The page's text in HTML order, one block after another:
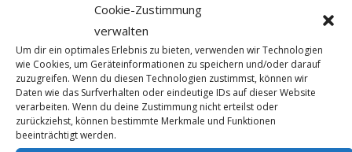
Cookie-Zustimmung
verwalten
Um dir ein optimales Erlebnis zu bieten, verwenden wir Technologien
wie Cookies, um Geräteinformationen zu speichern und/oder darauf
zuzugreifen. Wenn du diesen Technologien zustimmst, können wir
Daten wie das Surfverhalten oder eindeutige IDs auf dieser Website
verarbeiten. Wenn du deine Zustimmung nicht erteilst oder
zurückziehst, können bestimmte Merkmale und Funktionen
beeinträchtigt werden.
PREV POST
Rückblick 2022 in Bildern:
24.04. -26.04.2022
Scenic Group, Emerald